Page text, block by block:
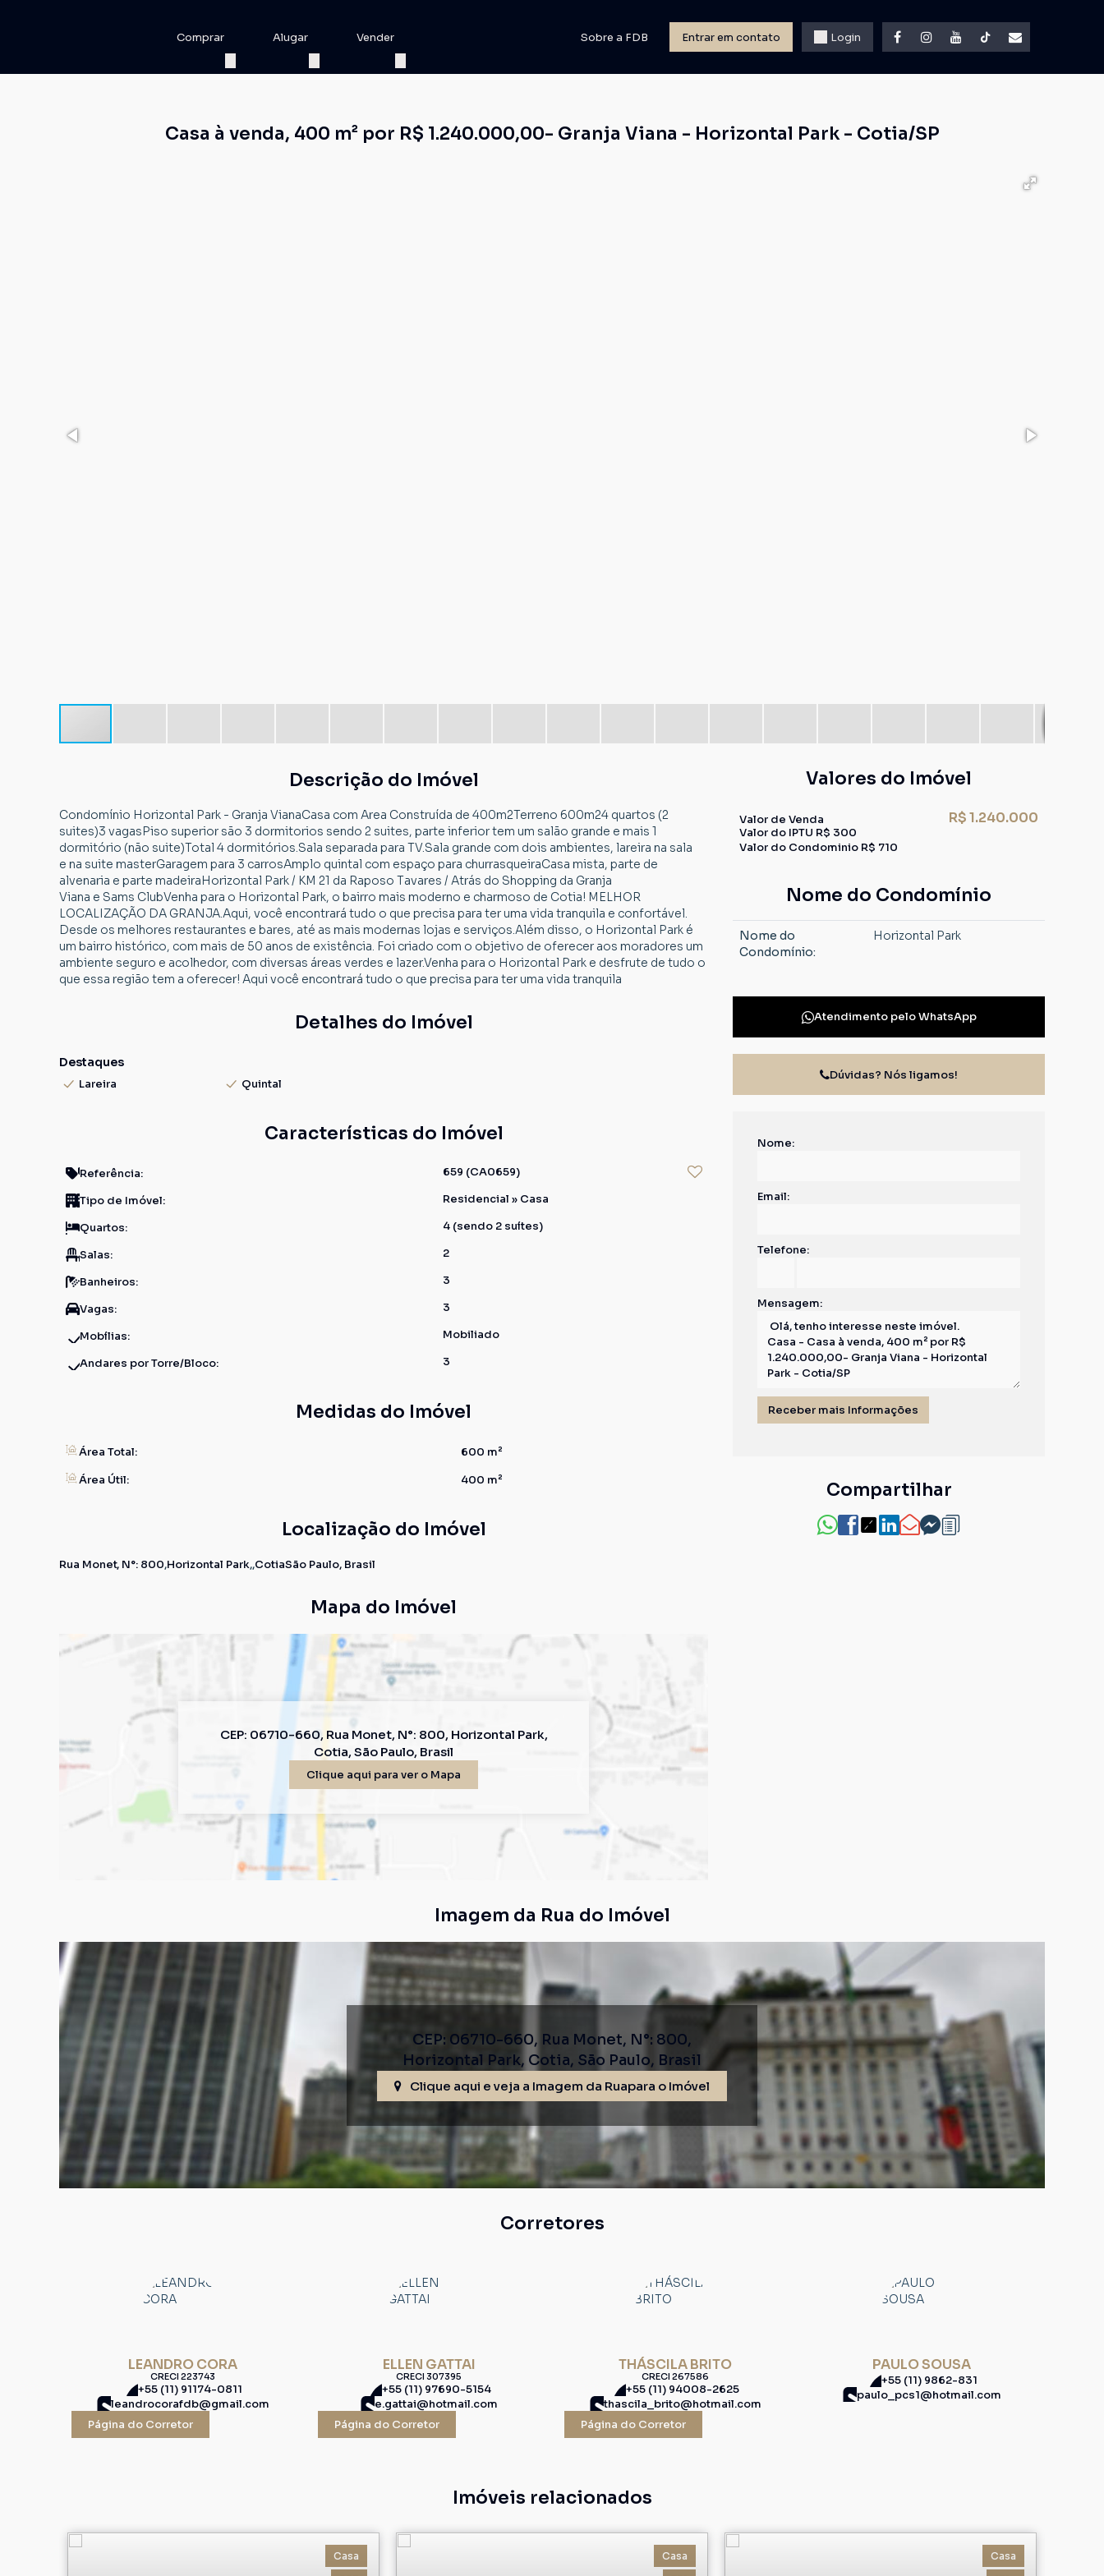
Login
Entrar em contato
Sobre a FDB
Vender
Alugar
Comprar
Casa à venda, 400 m² por R$ 1.240.000,00- Granja Viana - Horizontal Park - Cotia/SP
Descrição do Imóvel
Condomínio Horizontal Park - Granja VianaCasa com Area Construída de 400m2Terreno 600m24 quartos (2
suites)3 vagasPiso superior são 3 dormitorios sendo 2 suites, parte inferior tem um salão grande e mais 1
dormitório (não suite)Total 4 dormitórios.Sala separada para TV.Sala grande com dois ambientes, lareira na sala
e na suite masterGaragem para 3 carrosAmplo quintal com espaço para churrasqueiraCasa mista, parte de
alvenaria e parte madeiraHorizontal Park / KM 21 da Raposo Tavares / Atrás do Shopping da Granja
Viana e Sams ClubVenha para o Horizontal Park, o bairro mais moderno e charmoso de Cotia! MELHOR
LOCALIZAÇÃO DA GRANJA.Aqui, você encontrará tudo o que precisa para ter uma vida tranquila e confortável.
Desde os melhores restaurantes e bares, até as mais modernas lojas e serviços.Além disso, o Horizontal Park é
um bairro histórico, com mais de 50 anos de existência. Foi criado com o objetivo de oferecer aos moradores um
ambiente seguro e acolhedor, com diversas áreas verdes e lazer.Venha para o Horizontal Park e desfrute de tudo o
que essa região tem a oferecer! Aqui você encontrará tudo o que precisa para ter uma vida tranquila
Detalhes do Imóvel
Destaques
Lareira Quintal
Características do Imóvel
Referência: 659 (CA0659)
Tipo de Imóvel: Residencial » Casa
Quartos: 4 (sendo 2 suítes)
Salas: 2
Banheiros: 3
Vagas: 3
Mobílias: Mobiliado
Andares por Torre/Bloco: 3
Medidas do Imóvel
Área Total:
600 m²
Área Útil:
400 m²
Localização do Imóvel
Rua Monet, N°: 800 Horizontal Park CotiaSão Paulo, Brasil
Mapa do Imóvel
CEP: 06710-660, Rua Monet, N°: 800, Horizontal Park,
Cotia, São Paulo, Brasil
Clique aqui para ver o Mapa
Valores do Imóvel
R$1.240.000
Valor de Venda
Valor do IPTU R$ 300
Valor do Condominio R$ 710
Nome do Condomínio
Nome do
Condomínio:
Horizontal Park
Atendimento peloWhatsApp
Dúvidas? Nós ligamos!
Nome:
Email:
Telefone:
Mensagem:
Compartilhar
Imagem da Rua do Imóvel
CEP: 06710-660, Rua Monet, N°: 800,
Horizontal Park, Cotia, São Paulo, Brasil
Clique aqui e veja a Imagem da Ruapara o Imóvel
Corretores
LEANDRO CORA
CRECI 223743
+55 (11) 91174-0811
leandrocorafdb@gmail.com
Página do Corretor
ELLEN GATTAI
CRECI 307395
+55 (11) 97690-5154
e.gattai@hotmail.com
Página do Corretor
THÁSCILA BRITO
CRECI 267586
+55 (11) 94008-2625
thascila_brito@hotmail.com
Página do Corretor
PAULO SOUSA
+55 (11) 9862-831
paulo_pcs1@hotmail.com
Imóveis relacionados
Casa
Casa
Casa